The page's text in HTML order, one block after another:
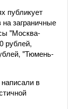
публикует
заграничные
"Москва-
рублей,
"Тюмень-
в